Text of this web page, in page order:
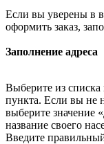
Если вы уверены в
оформить заказ,
Заполнение адреса
Выберите из списка
пункта. Если вы не
выберите значение
название своего
Введите